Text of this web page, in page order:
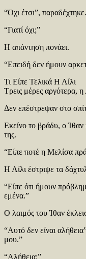
“Όχι έτσι”,
“Γιατί όχι;”
Η απάντηση πονάει.
“Επειδή δεν ήμουν
Τι Είπε Τελικά Η Λίλι
Τρεις μέρες αργότερα,
Δεν επέστρεψαν στο
Εκείνο το βράδυ, ο Ίθαν
της.
“Είπε ποτέ η Μελίσα
Η Λίλι έστριψε τα
“Είπε ότι ήμουν
εμένα.”
Ο λαιμός του Ίθαν
“Αυτό δεν είναι
μου.”
“Αλήθεια;”